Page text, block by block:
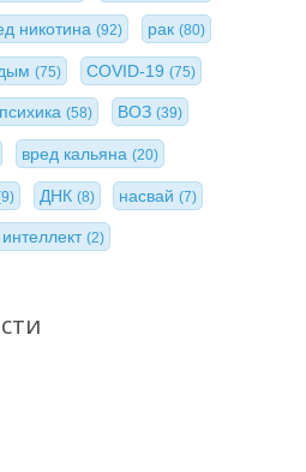
никотина(92) рак (80)
дым(75) COVID-19 (75)
психика(58) ВОЗ (39)
вред кальяна (20)
ДНК (8) насвай(7)
(2)